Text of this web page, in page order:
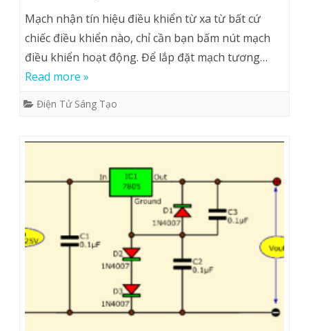
Mạch nhận tín hiệu điều khiển từ xa từ bất cứ
chiếc điều khiển nào, chỉ cần bạn bấm nút mạch
điều khiển hoạt động. Để lắp đặt mạch tương…
Read more »
Điện Tử Sáng Tạo